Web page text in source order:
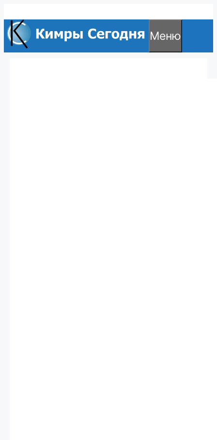
к
содержимому
Меню